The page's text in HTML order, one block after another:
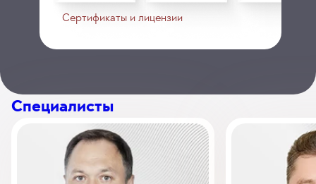
Сертификаты и лицензии
Специалисты